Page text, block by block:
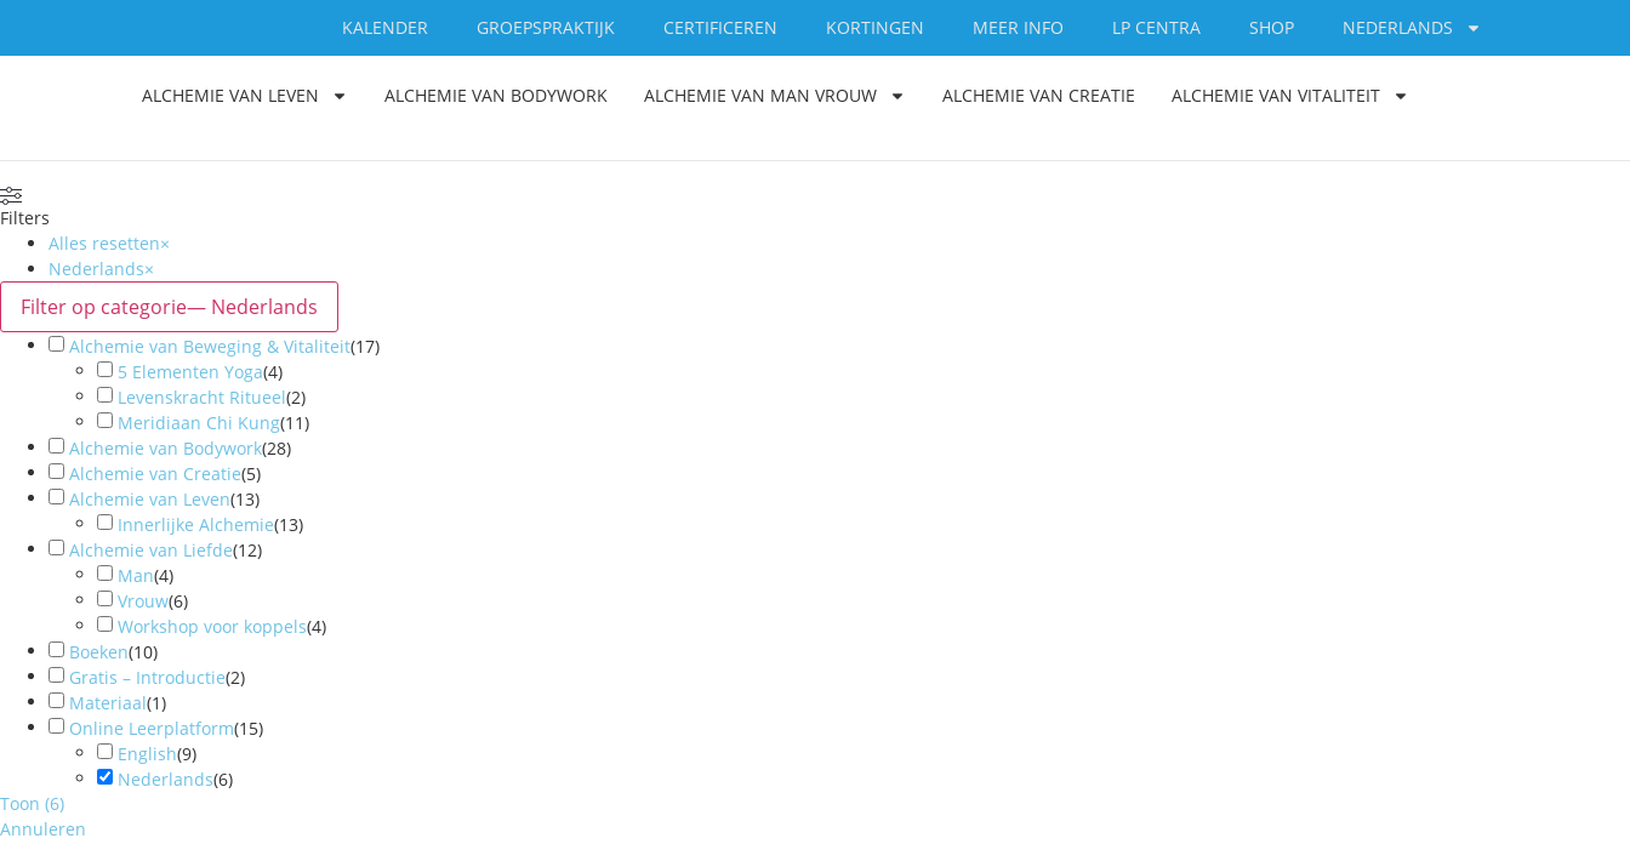
KALENDER GROEPSPRAKTIJK CERTIFICEREN KORTINGEN MEER INFO LP CENTRA SHOP NEDERLANDS
ALCHEMIE VAN LEVEN ALCHEMIE VAN BODYWORK ALCHEMIE VAN MAN VROUW ALCHEMIE VAN CREATIE ALCHEMIE VAN VITALITEIT
Filters
Alles resetten×
Nederlands×
Filter op categorie— Nederlands
Alchemie van Beweging & Vitaliteit(17)
5 Elementen Yoga(4)
Levenskracht Ritueel(2)
Meridiaan Chi Kung(11)
Alchemie van Bodywork(28)
Alchemie van Creatie(5)
Alchemie van Leven(13)
Innerlijke Alchemie(13)
Alchemie van Liefde(12)
Man(4)
Vrouw(6)
Workshop voor koppels(4)
Boeken(10)
Gratis – Introductie(2)
Materiaal(1)
Online Leerplatform(15)
English(9)
Nederlands(6)
Toon (6)
Annuleren